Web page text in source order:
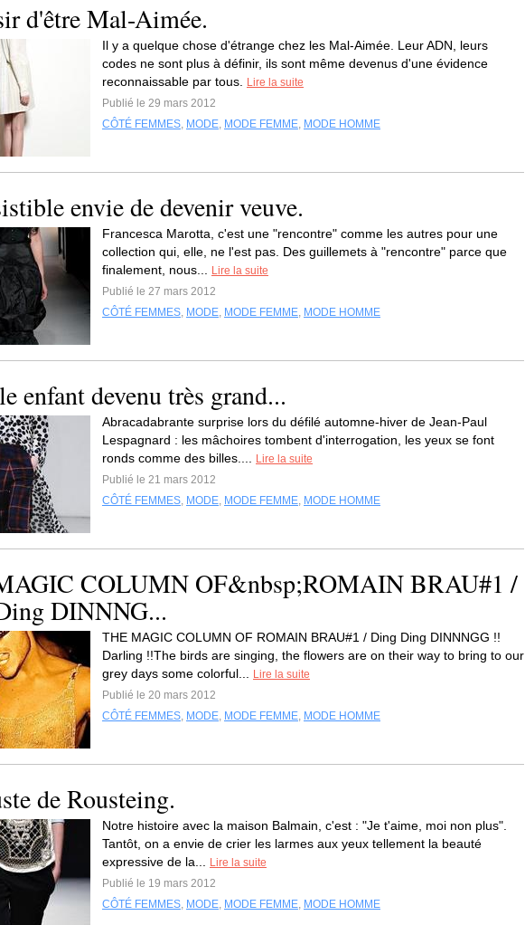
d'être Mal-Aimée.
Il y a quelque chose d'étrange chez les Mal-Aimée. Leur ADN, leurs
codes ne sont plus à définir, ils sont même devenus d'une évidence
reconnaissable par tous.
Lire la suite
Publié le 29 mars 2012
CÔTÉ FEMMES, MODE, MODE FEMME, MODE HOMME
envie de devenir veuve.
Francesca Marotta, c'est une "rencontre" comme les autres pour une
collection qui, elle, ne l'est pas. Des guillemets à "rencontre" parce que
finalement, nous...
Lire la suite
Publié le 27 mars 2012
CÔTÉ FEMMES, MODE, MODE FEMME, MODE HOMME
enfant devenu très grand...
Abracadabrante surprise lors du défilé automne-hiver de Jean-Paul
Lespagnard : les mâchoires tombent d'interrogation, les yeux se font
ronds comme des billes....
Lire la suite
Publié le 21 mars 2012
CÔTÉ FEMMES, MODE, MODE FEMME, MODE HOMME
COLUMN OF&nbsp;ROMAIN BRAU#1 /
DINNNG...
THE MAGIC COLUMN OF ROMAIN BRAU#1 / Ding Ding DINNNGG !!
Darling !!The birds are singing, the flowers are on their way to bring to our
grey days some colorful...
Lire la suite
Publié le 20 mars 2012
CÔTÉ FEMMES, MODE, MODE FEMME, MODE HOMME
de Rousteing.
Notre histoire avec la maison Balmain, c'est : "Je t'aime, moi non plus".
Tantôt, on a envie de crier les larmes aux yeux tellement la beauté
expressive de la...
Lire la suite
Publié le 19 mars 2012
CÔTÉ FEMMES, MODE, MODE FEMME, MODE HOMME